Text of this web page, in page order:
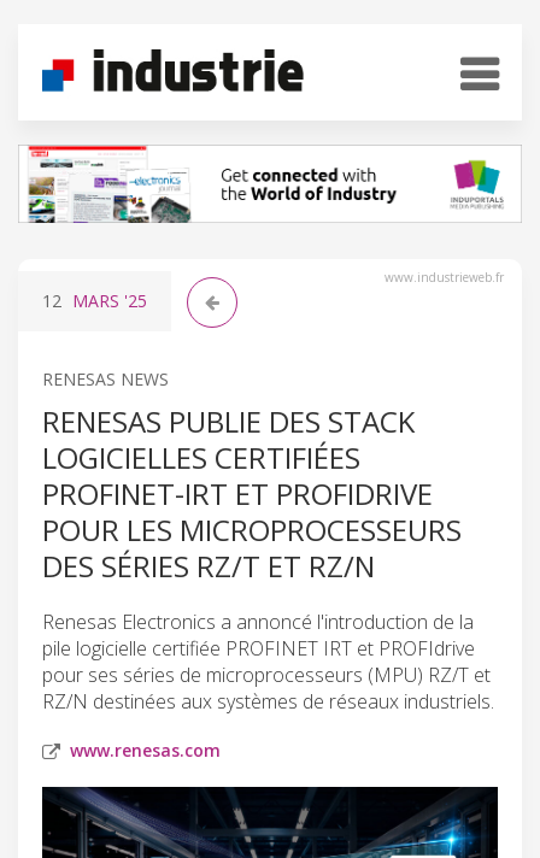
www.industrieweb.fr
12 MARS '25
RENESAS NEWS
RENESAS PUBLIE DES STACK
LOGICIELLES CERTIFIÉES
PROFINET-IRT ET PROFIDRIVE
POUR LES MICROPROCESSEURS
DES SÉRIES RZ/T ET RZ/N
Renesas Electronics a annoncé l'introduction de la
pile logicielle certifiée PROFINET IRT et PROFIdrive
pour ses séries de microprocesseurs (MPU) RZ/T et
RZ/N destinées aux systèmes de réseaux industriels.
www.renesas.com